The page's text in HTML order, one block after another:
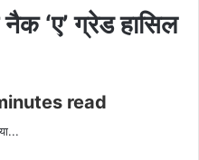
नैक ‘ए’ ग्रेड हासिल
read